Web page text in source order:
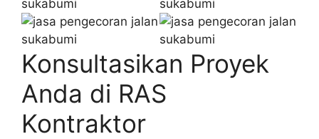
Konsultasikan Proyek
Anda di RAS
Kontraktor